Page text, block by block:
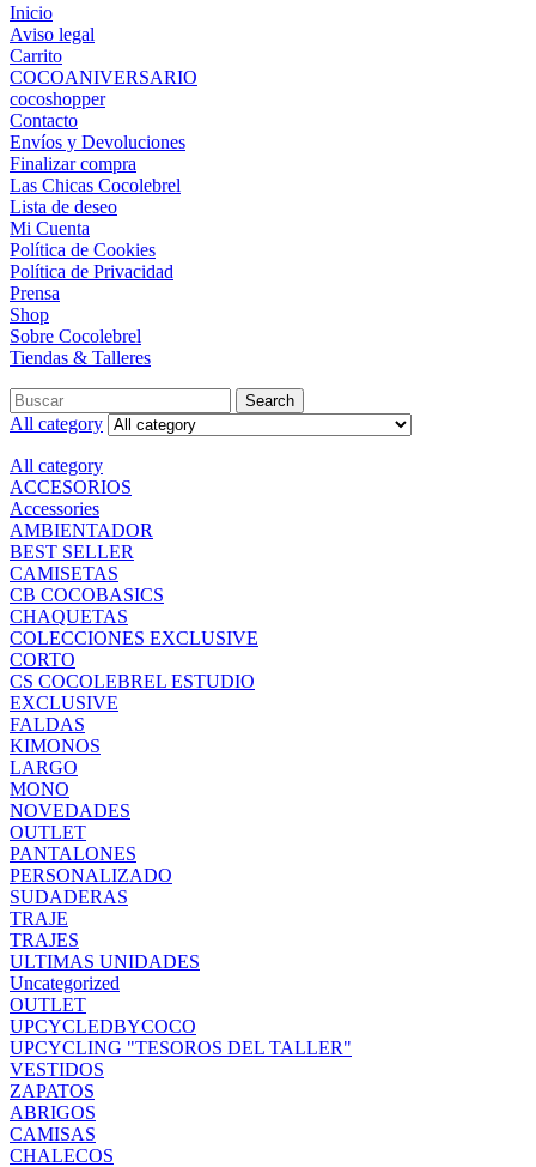
Inicio
Aviso legal
Carrito
COCOANIVERSARIO
cocoshopper
Contacto
Envíos y Devoluciones
Finalizar compra
Las Chicas Cocolebrel
Lista de deseo
Mi Cuenta
Política de Cookies
Política de Privacidad
Prensa
Shop
Sobre Cocolebrel
Tiendas & Talleres
Search
for:
Search
All category
All category
ACCESORIOS
Accessories
AMBIENTADOR
BEST SELLER
CAMISETAS
CB COCOBASICS
CHAQUETAS
COLECCIONES EXCLUSIVE
CORTO
CS COCOLEBREL ESTUDIO
EXCLUSIVE
FALDAS
KIMONOS
LARGO
MONO
NOVEDADES
OUTLET
PANTALONES
PERSONALIZADO
SUDADERAS
TRAJE
TRAJES
ULTIMAS UNIDADES
Uncategorized
OUTLET
UPCYCLEDBYCOCO
UPCYCLING "TESOROS DEL TALLER"
VESTIDOS
ZAPATOS
ABRIGOS
CAMISAS
CHALECOS